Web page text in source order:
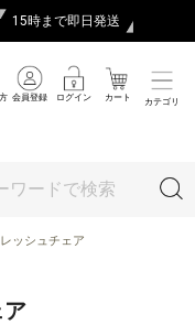
15時まで即日発送
会員登録 ログイン カート カテゴリ
ッシュチェア